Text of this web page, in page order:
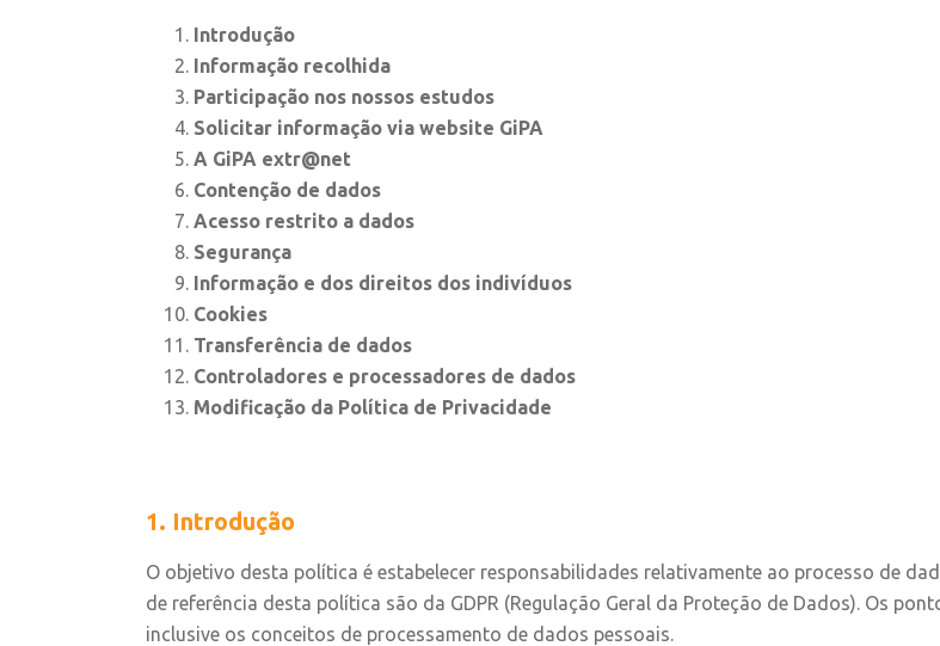
Introdução
Informação recolhida
Participação nos nossos estudos
Solicitar informação via website GiPA
A GiPA extr@net
Contenção de dados
Acesso restrito a dados
Segurança
Informação e dos direitos dos indivíduos
Cookies
Transferência de dados
Controladores e processadores de dados
Modificação da Política de Privacidade
1. Introdução
O objetivo desta política é estabelecer responsabilidades relativamente ao processo de
de referência desta política são da GDPR (Regulação Geral da Proteção de Dados). Os
inclusive os conceitos de processamento de dados pessoais.